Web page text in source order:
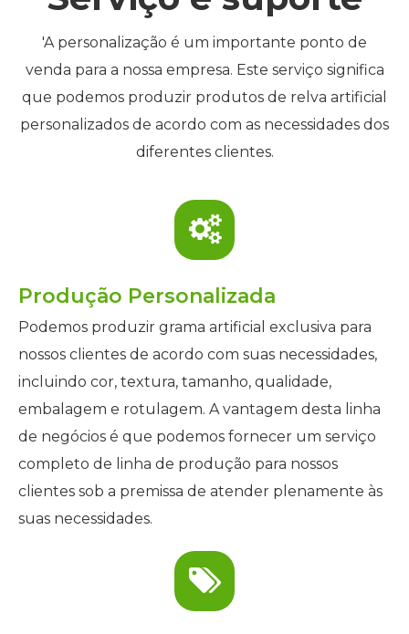
'A personalização é um importante ponto de
venda para a nossa empresa. Este serviço significa
que podemos produzir produtos de relva artificial
personalizados de acordo com as necessidades dos
diferentes clientes.
Produção Personalizada
Podemos produzir grama artificial exclusiva para
nossos clientes de acordo com suas necessidades,
incluindo cor, textura, tamanho, qualidade,
embalagem e rotulagem. A vantagem desta linha
de negócios é que podemos fornecer um serviço
completo de linha de produção para nossos
clientes sob a premissa de atender plenamente às
suas necessidades.